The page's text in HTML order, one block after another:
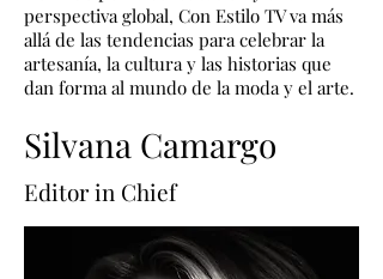
perspectiva global, Con Estilo TV va más
allá de las tendencias para celebrar la
artesanía, la cultura y las historias que
dan forma al mundo de la moda y el arte.
Silvana Camargo
Editor in Chief